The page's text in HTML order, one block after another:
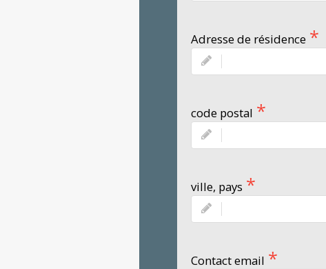
Adresse de résidence
code postal
ville, pays
Contact email